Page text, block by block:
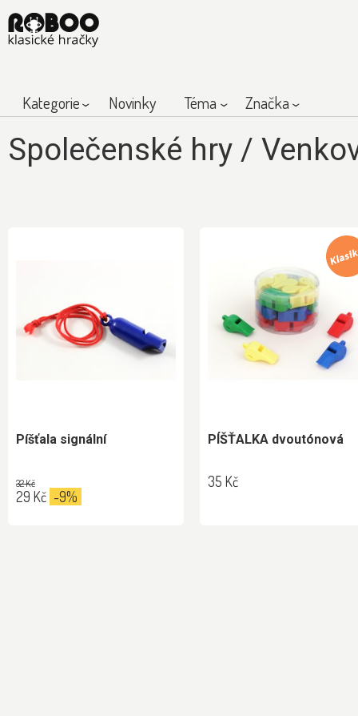
Kategorie Novinky Téma Značka
Společenské hry /
Píšťala signální
32 Kč
29 Kč -9%
PÍŠŤALKA dvoutónová
35 Kč